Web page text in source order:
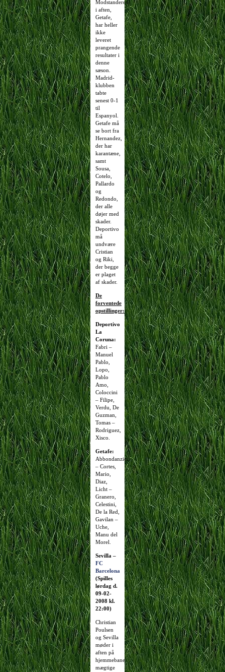
Modstanderen
i aften,
Getafe,
har heller
ikke
leveret
prangende
resultater i
denne
sæson.
Madrid-
klubben
tabte
senest 0-1
til
Espanyol.
Getafe må
se bort fra
Hernandez,
der har
karantæne,
samt
Sousa,
Cotelo,
Pallardo
og
Redondo,
der alle
døjer med
skader.
Deportivo
må
undvære
Cristian
og Riki,
der begge
er plaget
af skader.
De
forventede
opstillinger:
Deportivo
La
Coruna:
Fabri –
Manuel
Pablo,
Lopo,
Pablo
Amo,
Coloccini
– Filipe,
Verdu, De
Guzman,
Tomas –
Rodriguez,
Xisco.
Getafe:
Abbondanzieri
– Cortes,
Mario,
Diaz,
Licht –
Granero,
Celestini,
De la Red,
Gavilan –
Uche,
Manu del
Morel.
Sevilla –
FC
Barcelona
(Spilles
lørdag d.
09-02-
2008 kl.
22:00)
Christian
Poulsen
og Sevilla
møder i
aften på
hjemmebane
mægtige